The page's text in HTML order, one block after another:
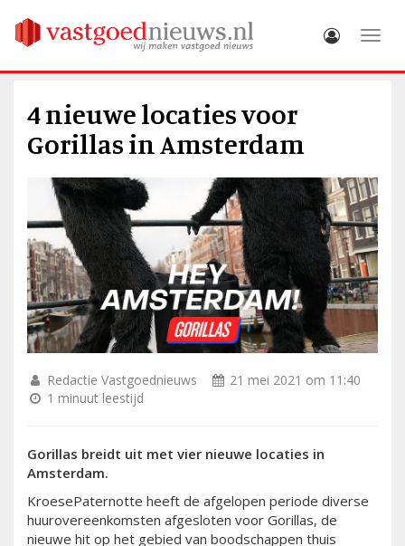
4 nieuwe locaties voor
Gorillas in Amsterdam
Redactie Vastgoednieuws
21 mei 2021 om 11:40
1 minuut leestijd
Gorillas breidt uit met vier nieuwe locaties in
Amsterdam.
KroesePaternotte heeft de afgelopen periode diverse
huurovereenkomsten afgesloten voor Gorillas, de
nieuwe hit op het gebied van boodschappen thuis